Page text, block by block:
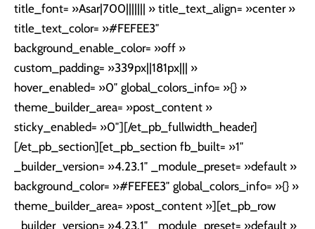
title_font= »Asar|700||||||| » title_text_align= »center »
title_text_color= »#FEFEE3″
background_enable_color= »off »
custom_padding= »339px||181px||| »
hover_enabled= »0″ global_colors_info= »{} »
theme_builder_area= »post_content »
sticky_enabled= »0″][/et_pb_fullwidth_header]
[/et_pb_section][et_pb_section fb_built= »1″
_builder_version= »4.23.1″ _module_preset= »default »
background_color= »#FEFEE3″ global_colors_info= »{} »
theme_builder_area= »post_content »][et_pb_row
_builder_version= »4.23.1″ _module_preset= »default »